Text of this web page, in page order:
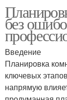
без
Введение
Планировка
ключевых
напрямую